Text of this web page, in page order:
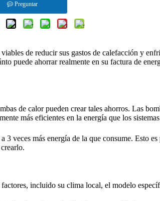
Preguntar
de reducir sus gastos de calefacción y
puede ahorrar realmente en su factura de
de calor pueden crear tales ahorros. Las
más eficientes en la energía que los
veces más energía de la que consume. Esto
incluido su clima local, el modelo